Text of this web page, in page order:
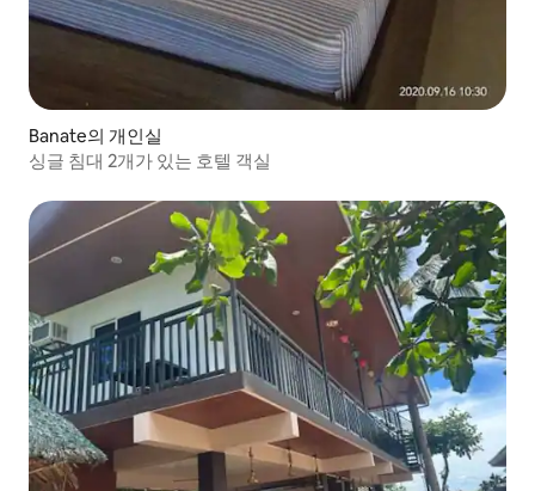
Banate의 개인실
싱글 침대 2개가 있는 호텔 객실